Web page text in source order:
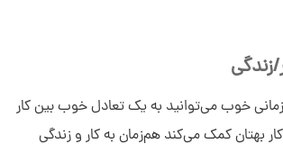
زندگی
زمانی خوب می‌توانید به یک تعادل خوب بین کار
بهتان کمک می‌کند هم‌زمان به کار و زندگی
کمک می‌کند؟